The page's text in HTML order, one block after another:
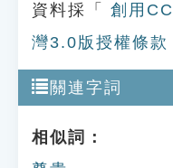
資料採「
創用
灣3.0版授權條款
關連字詞
相似詞：